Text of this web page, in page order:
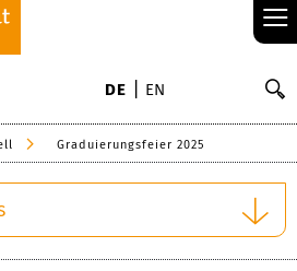
≡
DE EN
Graduierungsfeier 2025